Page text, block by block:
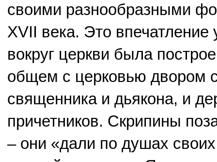
своими разнообразными
XVII века. Это
вокруг церкви была
общем с церковью двором
священника и дьякона, и
причетников. Скрипины
– они «дали по душах